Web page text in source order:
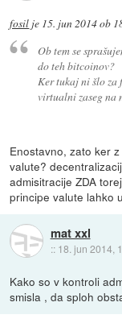
fosil je 15. jun 2014 ob
Ob tem se
do teh bitcoinov?
Ker tukaj ni šlo za
virtualni zaseg na
Enostavno, zato ker
valute?
admisitracije ZDA
principe valute lahko
mat xxl
:: 18. jun 2014,
Kako so v kontroli
smisla , da sploh